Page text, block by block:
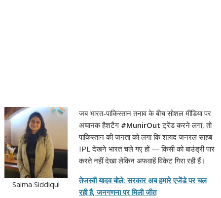
Saima Siddiqui
जब भारत-पाकिस्तान तनाव के बीच सोशल मीडिया पर
अचानक हैशटैग #MunirOut ट्रेंड करने लगा, तो
पाकिस्तान की जनता को लगा कि शायद जनरल साहब
IPL देखने भारत चले गए हों — किसी को बाउंड्री पार
करते नहीं देखा लेकिन अफवाहें विकेट गिरा रही हैं।
तेजस्वी यादव बोले: सरकार अब हमारे एजेंडे पर चल
रही है, जनगणना पर मिली जीत